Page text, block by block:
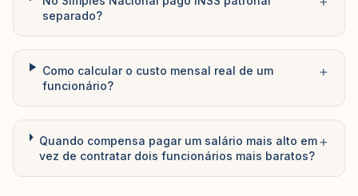
separado?
Como calcular o custo mensal real de um
funcionário?
+
Quando compensa pagar um salário mais alto em
vez de contratar dois funcionários mais baratos?
+